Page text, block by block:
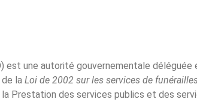
est une autorité gouvernementale
la Loi de 2002 sur les services de
Prestation des services publics et des